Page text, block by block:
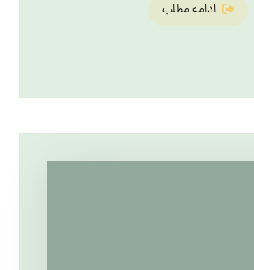
ادامه مطلب